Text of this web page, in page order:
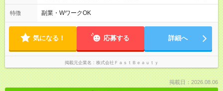
週2日～、1日5時間～OK シフトはご希望を伺いながら相談のう
え決定します 扶養内勤務・ダブルワークOK
特徴 副業・WワークOK
気になる！ 応募する 詳細へ
掲載元企業名 株式会社ＦａｓｔＢｅａｕｔｙ
掲載日：2026.08.06